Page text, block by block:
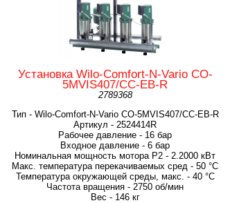
Установка Wilo-Comfort-N-Vario CO-
5MVIS407/CC-EB-R
2789368
Тип - Wilo-Comfort-N-Vario CO-5MVIS407/CC-EB-R
Артикул - 2524414R
Рабочее давление - 16 бар
Входное давление - 6 бар
Номинальная мощность мотора P2 - 2.2000 кВт
Макс. температура перекачиваемых сред - 50 °C
Температура окружающей среды, макс. - 40 °C
Частота вращения - 2750 об/мин
Вес - 146 кг